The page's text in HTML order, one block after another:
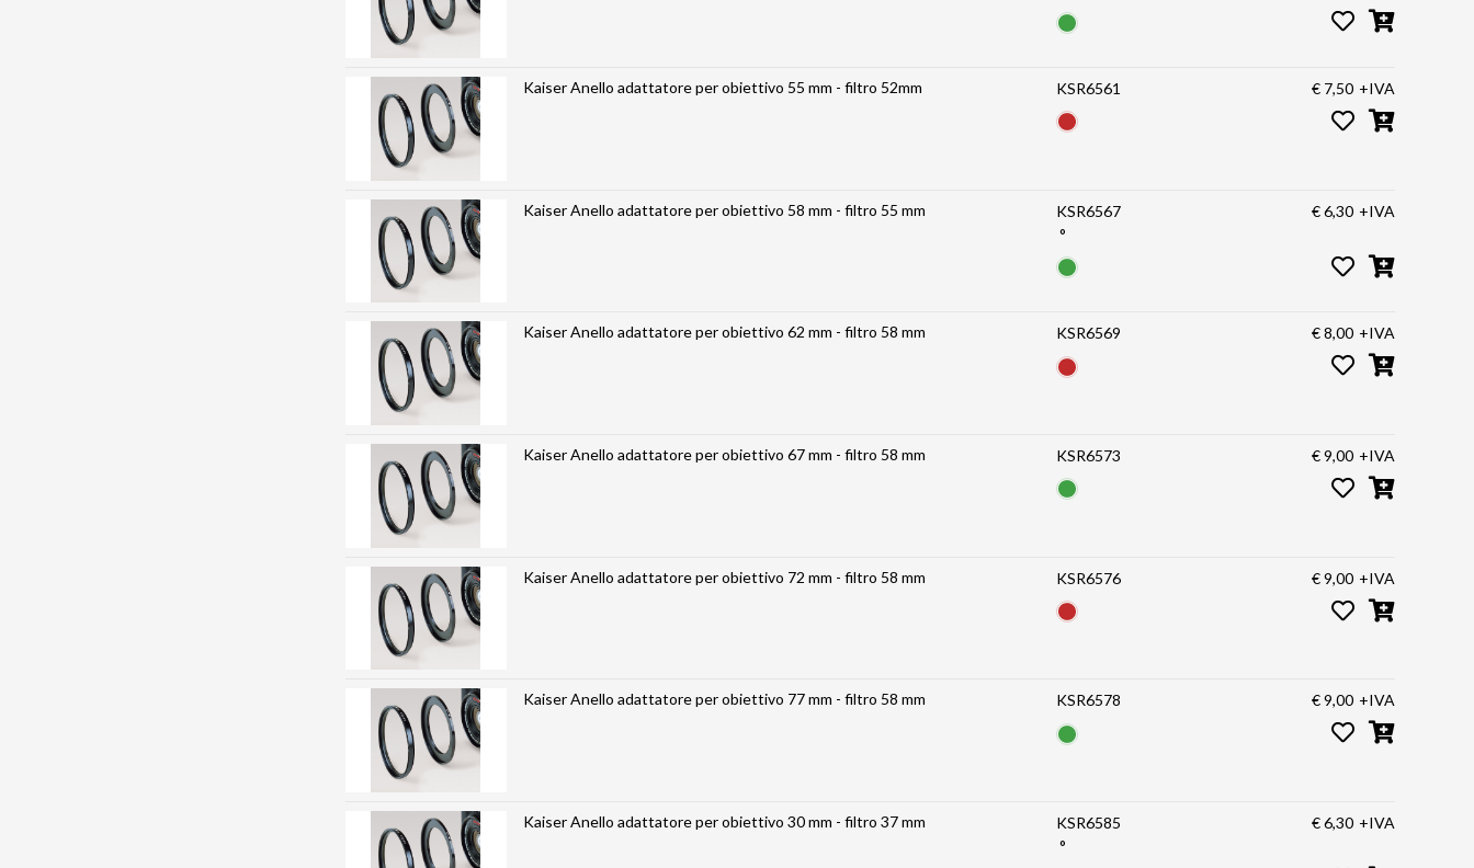
Kaiser Anello adattatore per obiettivo 55 mm - filtro 52mm KSR6561 € 7,50 +IVA
Kaiser Anello adattatore per obiettivo 58 mm - filtro 55 mm
KSR6567
°
€ 6,30 +IVA
Kaiser Anello adattatore per obiettivo 62 mm - filtro 58 mm KSR6569 € 8,00 +IVA
Kaiser Anello adattatore per obiettivo 67 mm - filtro 58 mm KSR6573 € 9,00 +IVA
Kaiser Anello adattatore per obiettivo 72 mm - filtro 58 mm KSR6576 € 9,00 +IVA
Kaiser Anello adattatore per obiettivo 77 mm - filtro 58 mm KSR6578 € 9,00 +IVA
Kaiser Anello adattatore per obiettivo 30 mm - filtro 37 mm
KSR6585
°
€ 6,30 +IVA